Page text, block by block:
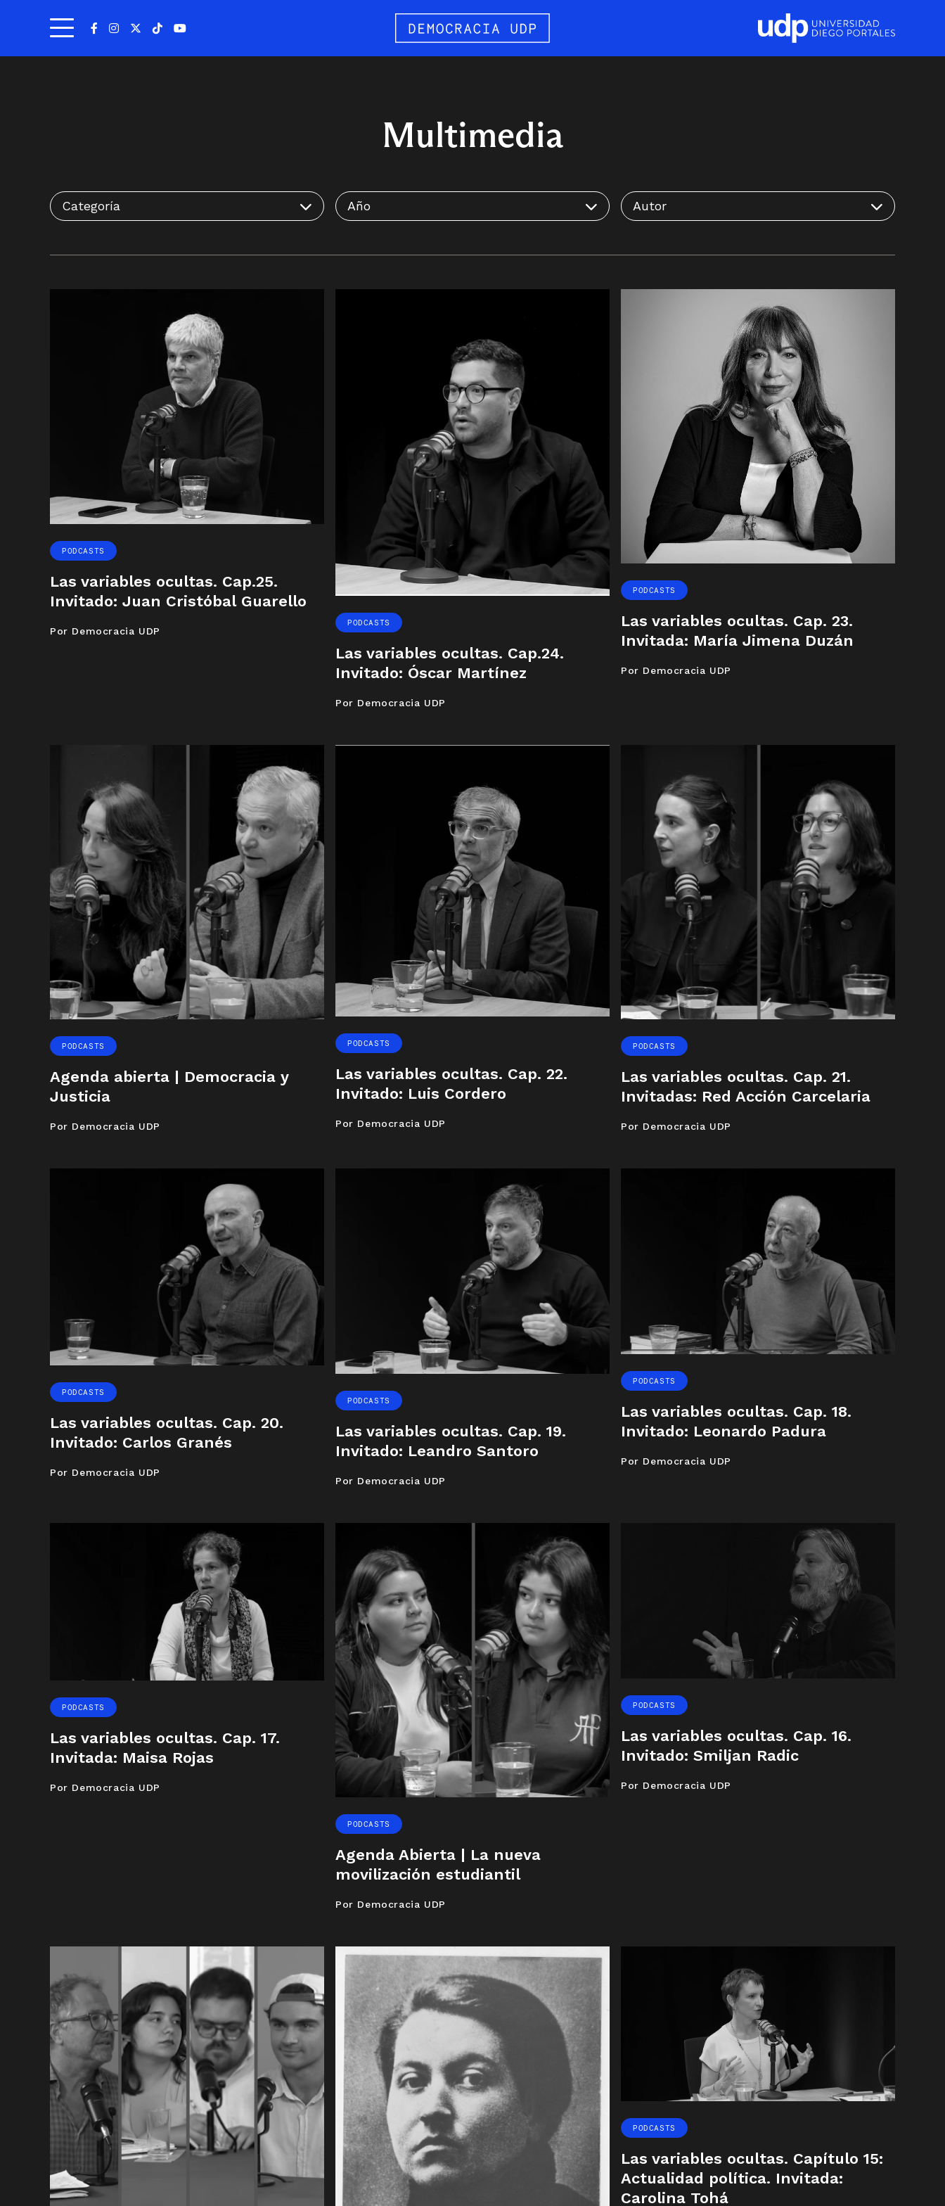
Multimedia
Categoría Año Autor
PODCASTS
Las variables ocultas. Cap.25.
Invitado: Juan Cristóbal Guarello
Por Democracia UDP
PODCASTS
Las variables ocultas. Cap.24.
Invitado: Óscar Martínez
Por Democracia UDP
PODCASTS
Las variables ocultas. Cap. 23.
Invitada: María Jimena Duzán
Por Democracia UDP
PODCASTS
Agenda abierta | Democracia y
Justicia
Por Democracia UDP
PODCASTS
Las variables ocultas. Cap. 22.
Invitado: Luis Cordero
Por Democracia UDP
PODCASTS
Las variables ocultas. Cap. 21.
Invitadas: Red Acción Carcelaria
Por Democracia UDP
PODCASTS
Las variables ocultas. Cap. 20.
Invitado: Carlos Granés
Por Democracia UDP
PODCASTS
Las variables ocultas. Cap. 19.
Invitado: Leandro Santoro
Por Democracia UDP
PODCASTS
Las variables ocultas. Cap. 18.
Invitado: Leonardo Padura
Por Democracia UDP
PODCASTS
Las variables ocultas. Cap. 17.
Invitada: Maisa Rojas
Por Democracia UDP
PODCASTS
Agenda Abierta | La nueva
movilización estudiantil
Por Democracia UDP
PODCASTS
Las variables ocultas. Cap. 16.
Invitado: Smiljan Radic
Por Democracia UDP
PODCASTS
Las variables ocultas. Capítulo 15:
Actualidad política. Invitada:
Carolina Tohá